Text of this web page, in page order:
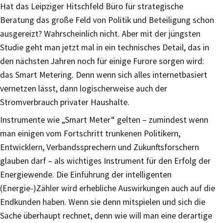
Hat das Leipziger Hitschfeld Büro für strategische
Beratung das große Feld von Politik und Beteiligung schon
ausgereizt? Wahrscheinlich nicht. Aber mit der jüngsten
Studie geht man jetzt mal in ein technisches Detail, das in
den nächsten Jahren noch für einige Furore sorgen wird:
das Smart Metering. Denn wenn sich alles internetbasiert
vernetzen lässt, dann logischerweise auch der
Stromverbrauch privater Haushalte.
Instrumente wie „Smart Meter“ gelten – zumindest wenn
man einigen vom Fortschritt trunkenen Politikern,
Entwicklern, Verbandssprechern und Zukunftsforschern
glauben darf – als wichtiges Instrument für den Erfolg der
Energiewende. Die Einführung der intelligenten
(Energie-)Zähler wird erhebliche Auswirkungen auch auf die
Endkunden haben. Wenn sie denn mitspielen und sich die
Sache überhaupt rechnet, denn wie will man eine derartige